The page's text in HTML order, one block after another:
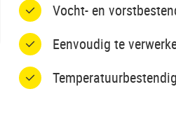
Vocht- en
Eenvoudig te